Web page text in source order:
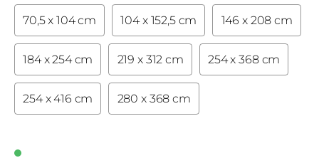
70,5 x 104 cm 104 x 152,5 cm 146 x 208 cm
184 x 254 cm 219 x 312 cm 254 x 368 cm
254 x 416 cm 280 x 368 cm